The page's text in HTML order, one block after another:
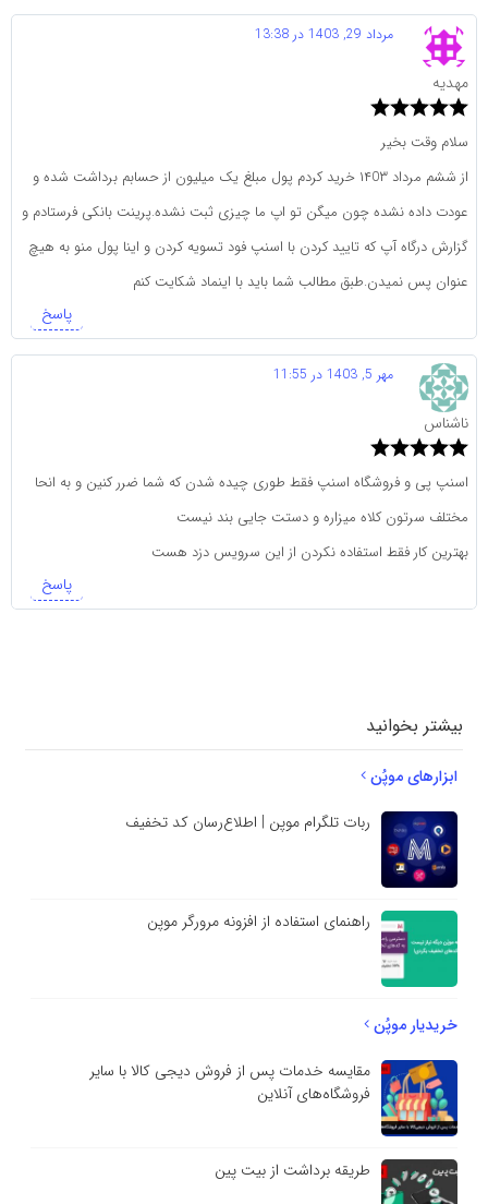
مهدیه
مرداد 29, 1403 در 13:38
سلام وقت بخیر
از ششم مرداد ۱۴0۳ خرید کردم پول مبلغ یک میلیون از حسابم برداشت شده و
عودت داده نشده چون میگن تو اپ ما چیزی ثبت نشده.پرینت بانکی فرستادم و
گزارش درگاه آپ که تایید کردن با اسنپ فود تسویه کردن و اینا پول منو به هیچ
عنوان پس نمیدن.طبق مطالب شما باید با اینماد شکایت کنم
پاسخ
ناشناس
مهر 5, 1403 در 11:55
اسنپ پی و فروشگاه اسنپ فقط طوری چیده شدن که شما ضرر کنین و به انحا
مختلف سرتون کلاه میزاره و دستت جایی بند نیست
بهترین کار فقط استفاده نکردن از این سرویس دزد هست
پاسخ
بیشتر بخوانید
ابزارهای موپُن
ربات تلگرام موپن | اطلاع‌رسان کد تخفیف
راهنمای استفاده از افزونه مرورگر موپن
خریدیار موپُن
مقایسه خدمات پس از فروش دیجی کالا با سایر
فروشگاه‌های آنلاین
طریقه برداشت از بیت پین